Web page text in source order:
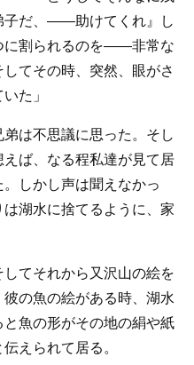
子だ、――助けてくれ』し
に割られるのを――非常な
その時、突然、眼がさ
た」
は不思議に思った。そし
ば、なる程私達が見て居
しかし声は聞えなかっ
湖水に捨てるように、家
てそれから又沢山の絵を
の魚の絵がある時、湖水
魚の形がその地の絹や紙
えられて居る。